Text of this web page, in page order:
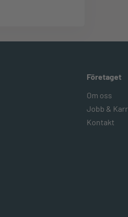
Företaget
Om oss
Jobb &
Kontakt